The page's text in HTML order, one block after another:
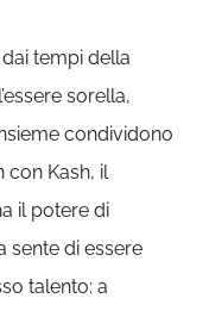
tempi della
sorella,
condividono
con Kash, il
il potere di
sente di essere
talento: a